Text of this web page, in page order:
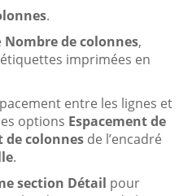
.
Nombre de colonnes,
imprimées en
entre les lignes et
options Espacement de
de colonnes de l’encadré
.
section Détail pour